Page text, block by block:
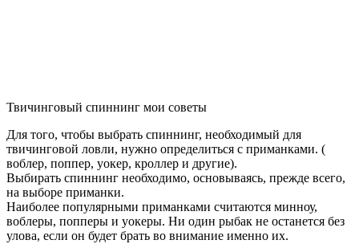
Твичинговый спиннинг мои советы
Для того, чтобы выбрать спиннинг, необходимый для
твичинговой ловли, нужно определиться с приманками. (
воблер, поппер, уокер, кроллер и другие).
Выбирать спиннинг необходимо, основываясь, прежде всего,
на выборе приманки.
Наиболее популярными приманками считаются минноу,
воблеры, попперы и уокеры. Ни один рыбак не останется без
улова, если он будет брать во внимание именно их.